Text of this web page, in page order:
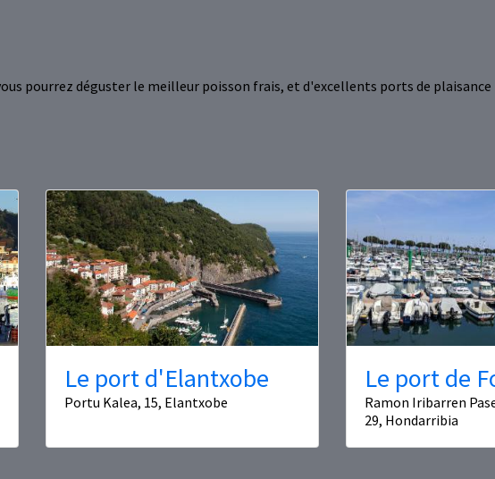
pourrez déguster le meilleur poisson frais, et d'excellents ports de
Le port d'Elantxobe
Portu Kalea, 15, Elantxobe
Le port de
Ramon Iribarren
29, Hondarribia